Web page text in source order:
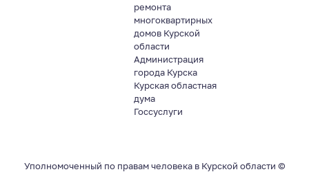
ремонта
многоквартирных
домов Курской
области
Администрация
города Курска
Курская областная
дума
Госсуслуги
Уполномоченный по правам человека в Курской области ©